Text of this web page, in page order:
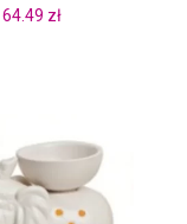
64.49 zł